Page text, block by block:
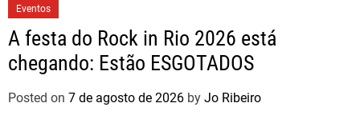
Eventos
A festa do Rock in Rio 2026 está
chegando: Estão ESGOTADOS
Posted on 7 de agosto de 2026 by Jo Ribeiro